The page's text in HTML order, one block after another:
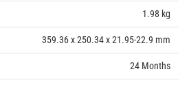
1.98 kg
359.36 x 250.34 x 21.95-22.9 mm
24 Months